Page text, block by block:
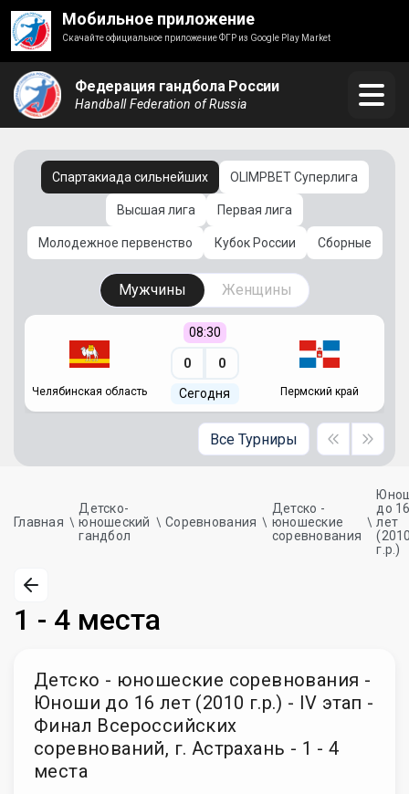
Мобильное приложение
Скачайте официальное приложение ФГР из Google Play Market
Федерация гандбола России
Handball Federation of Russia
Спартакиада сильнейших OLIMPBET Суперлига
Высшая лига Первая лига
Молодежное первенство Кубок России Сборные
Мужчины Женщины
Челябинская область
08:30
0 0
Сегодня Пермский край
Все Турниры
Главная
Детско-
юношеский
гандбол
Соревнования
Детско -
юношеские
соревнования
до
лет
г.р.)
1 - 4 места
Детско - юношеские соревнования -
Юноши до 16 лет (2010 г.р.) - IV этап -
Финал Всероссийских
соревнований, г. Астрахань - 1 - 4
места